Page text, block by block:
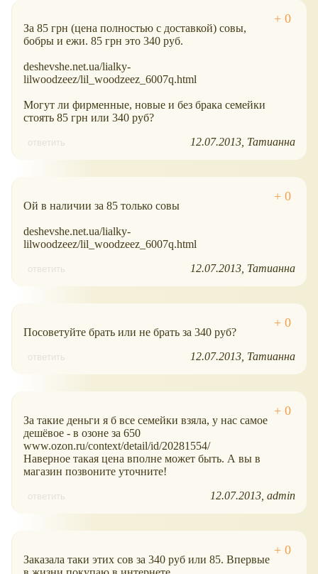
За 85 грн (цена полностью с доставкой) совы,
бобры и ежи. 85 грн это 340 руб.
deshevshe.net.ua/lialky-
lilwoodzeez/lil_woodzeez_6007q.html
Могут ли фирменные, новые и без брака семейки
стоять 85 грн или 340 руб?
ответить 12.07.2013 Татианна
Ой в наличии за 85 только совы
deshevshe.net.ua/lialky-
lilwoodzeez/lil_woodzeez_6007q.html
ответить 12.07.2013 Татианна
Посоветуйте брать или не брать за 340 руб?
ответить 12.07.2013 Татианна
За такие деньги я б все семейки взяла, у нас самое
дешёвое - в озоне за 650
www.ozon.ru/context/detail/id/20281554/
Наверное такая цена вполне может быть. А вы в
магазин позвоните уточните!
ответить 12.07.2013 admin
Заказала таки этих сов за 340 руб или 85. Впервые